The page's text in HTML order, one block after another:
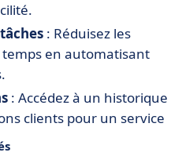
: Réduisez les
en automatisant
: Accédez à un historique
clients pour un service